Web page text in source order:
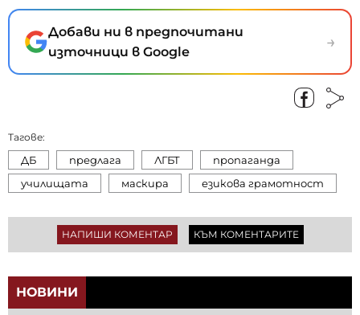
Добави ни в предпочитани
източници в Google
→
Тагове:
ДБ предлага ЛГБТ
пропаганда
училищата
маскира езикова грамотност
НАПИШИ КОМЕНТАР КЪМ КОМЕНТАРИТЕ
НОВИНИ